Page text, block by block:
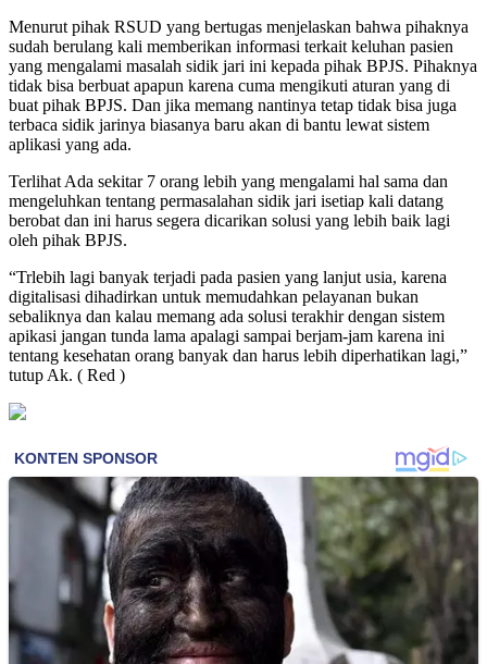
Menurut pihak RSUD yang bertugas menjelaskan bahwa pihaknya
sudah berulang kali memberikan informasi terkait keluhan pasien
yang mengalami masalah sidik jari ini kepada pihak BPJS. Pihaknya
tidak bisa berbuat apapun karena cuma mengikuti aturan yang di
buat pihak BPJS. Dan jika memang nantinya tetap tidak bisa juga
terbaca sidik jarinya biasanya baru akan di bantu lewat sistem
aplikasi yang ada.
Terlihat Ada sekitar 7 orang lebih yang mengalami hal sama dan
mengeluhkan tentang permasalahan sidik jari isetiap kali datang
berobat dan ini harus segera dicarikan solusi yang lebih baik lagi
oleh pihak BPJS.
“Trlebih lagi banyak terjadi pada pasien yang lanjut usia, karena
digitalisasi dihadirkan untuk memudahkan pelayanan bukan
sebaliknya dan kalau memang ada solusi terakhir dengan sistem
apikasi jangan tunda lama apalagi sampai berjam-jam karena ini
tentang kesehatan orang banyak dan harus lebih diperhatikan lagi,”
tutup Ak. ( Red )